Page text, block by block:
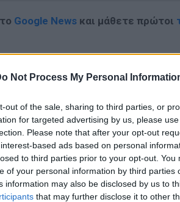
Not Process My Personal
out of the sale, sharing to third parties, or
for targeted advertising by us, please
Please note that after your opt-out
based ads based on personal
to third parties prior to your opt-out.
of your personal information by third parties
information may also be disclosed by us to
that may further disclose it to other
Google News και μάθετε πρώτοι
της ημέρας και ότι σου κάνει
στο Instagram